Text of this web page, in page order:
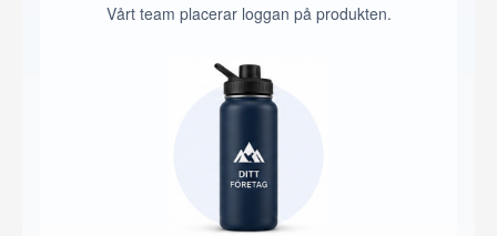
Vårt team placerar loggan på produkten.